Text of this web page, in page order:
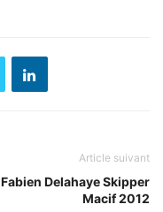
Article suivant
Fabien Delahaye Skipper
Macif 2012